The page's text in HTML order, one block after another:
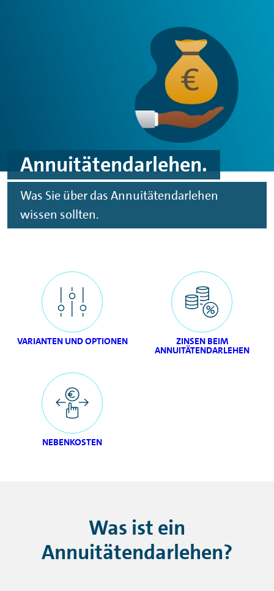
Annuitätendarlehen.
Was Sie über das Annuitätendarlehen
wissen sollten.
VARIANTEN UND OPTIONEN ZINSEN BEIM
ANNUITÄTENDARLEHEN
NEBENKOSTEN
Was ist ein
Annuitätendarlehen?